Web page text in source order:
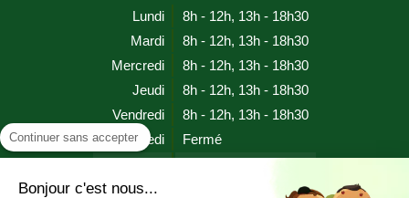
Lundi 8h - 12h, 13h - 18h30
Mardi
8h - 12h, 13h - 18h30
Mercredi
8h - 12h, 13h - 18h30
Jeudi
8h - 12h, 13h - 18h30
Vendredi
8h - 12h, 13h - 18h30
Samedi
Fermé
Continuer sans accepter
Bonjour c'est nous...